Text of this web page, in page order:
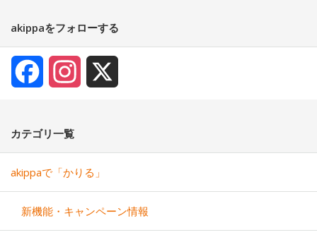
akippaをフォローする
FacebookInstagram
カテゴリ一覧
akippaで「かりる」
新機能・キャンペーン情報